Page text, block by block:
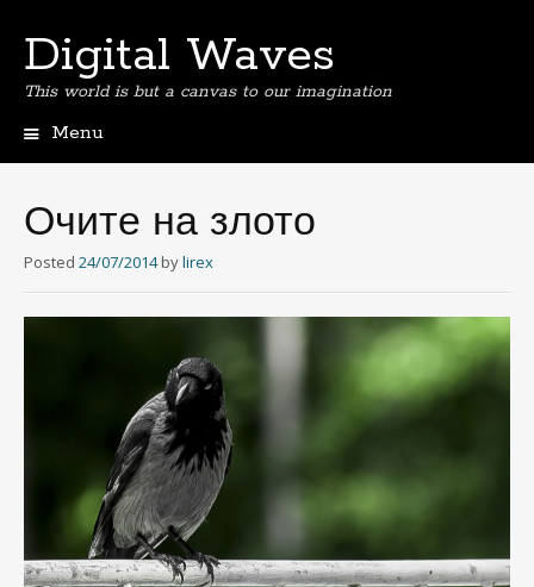
Digital Waves
This world is but a canvas to our imagination
Menu
content
Очите на злото
Posted 24/07/2014 bylirex